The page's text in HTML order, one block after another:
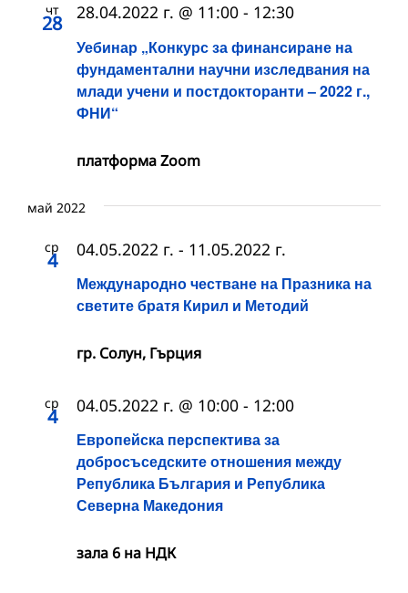
чт
28
Уебинар „Конкурс за финансиране на
фундаментални научни изследвания на
млади учени и постдокторанти – 2022 г.,
ФНИ“
28.04.2022 г. @ 11:00 - 12:30
платформа Zoom
май 2022
ср
4
Международно честване на Празника на
светите братя Кирил и Методий
04.05.2022 г. - 11.05.2022 г.
гр. Солун, Гърция
ср
4
Европейска перспектива за
добросъседските отношения между
Република България и Република
Северна Македония
04.05.2022 г. @ 10:00 - 12:00
зала 6 на НДК